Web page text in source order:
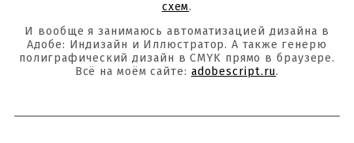
схем.
И вообще я занимаюсь автоматизацией дизайна в
Адобе: Индизайн и Иллюстратор. А также генерю
полиграфический дизайн в CMYK прямо в браузере.
Всё на моём сайте: adobescript.ru.